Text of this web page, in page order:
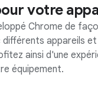
votre
Chrome de
appareils
ainsi d'une
équipement.